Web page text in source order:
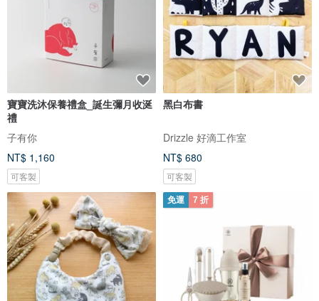
寶寶洗沐保養禮盒_誕生彌月收涎
禮
子有你
NT$ 1,160
可客製
黑白布書
Drizzle 好滴工作室
NT$ 680
可客製
免運 7 折